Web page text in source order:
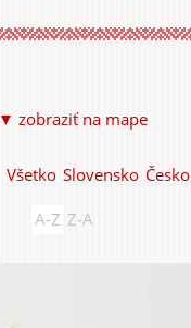
▼ zobraziť na mape
Všetko Slovensko Česko
A-Z Z-A